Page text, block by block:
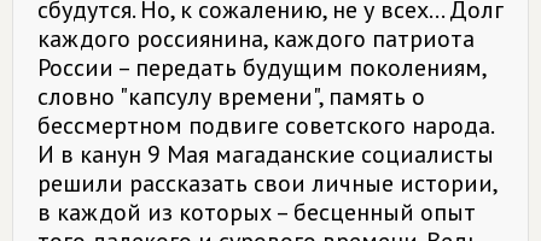
сбудутся. Но, к сожалению, не у всех... Долг
каждого россиянина, каждого патриота
России – передать будущим поколениям,
словно "капсулу времени", память о
бессмертном подвиге советского народа.
И в канун 9 Мая магаданские социалисты
решили рассказать свои личные истории,
в каждой из которых – бесценный опыт